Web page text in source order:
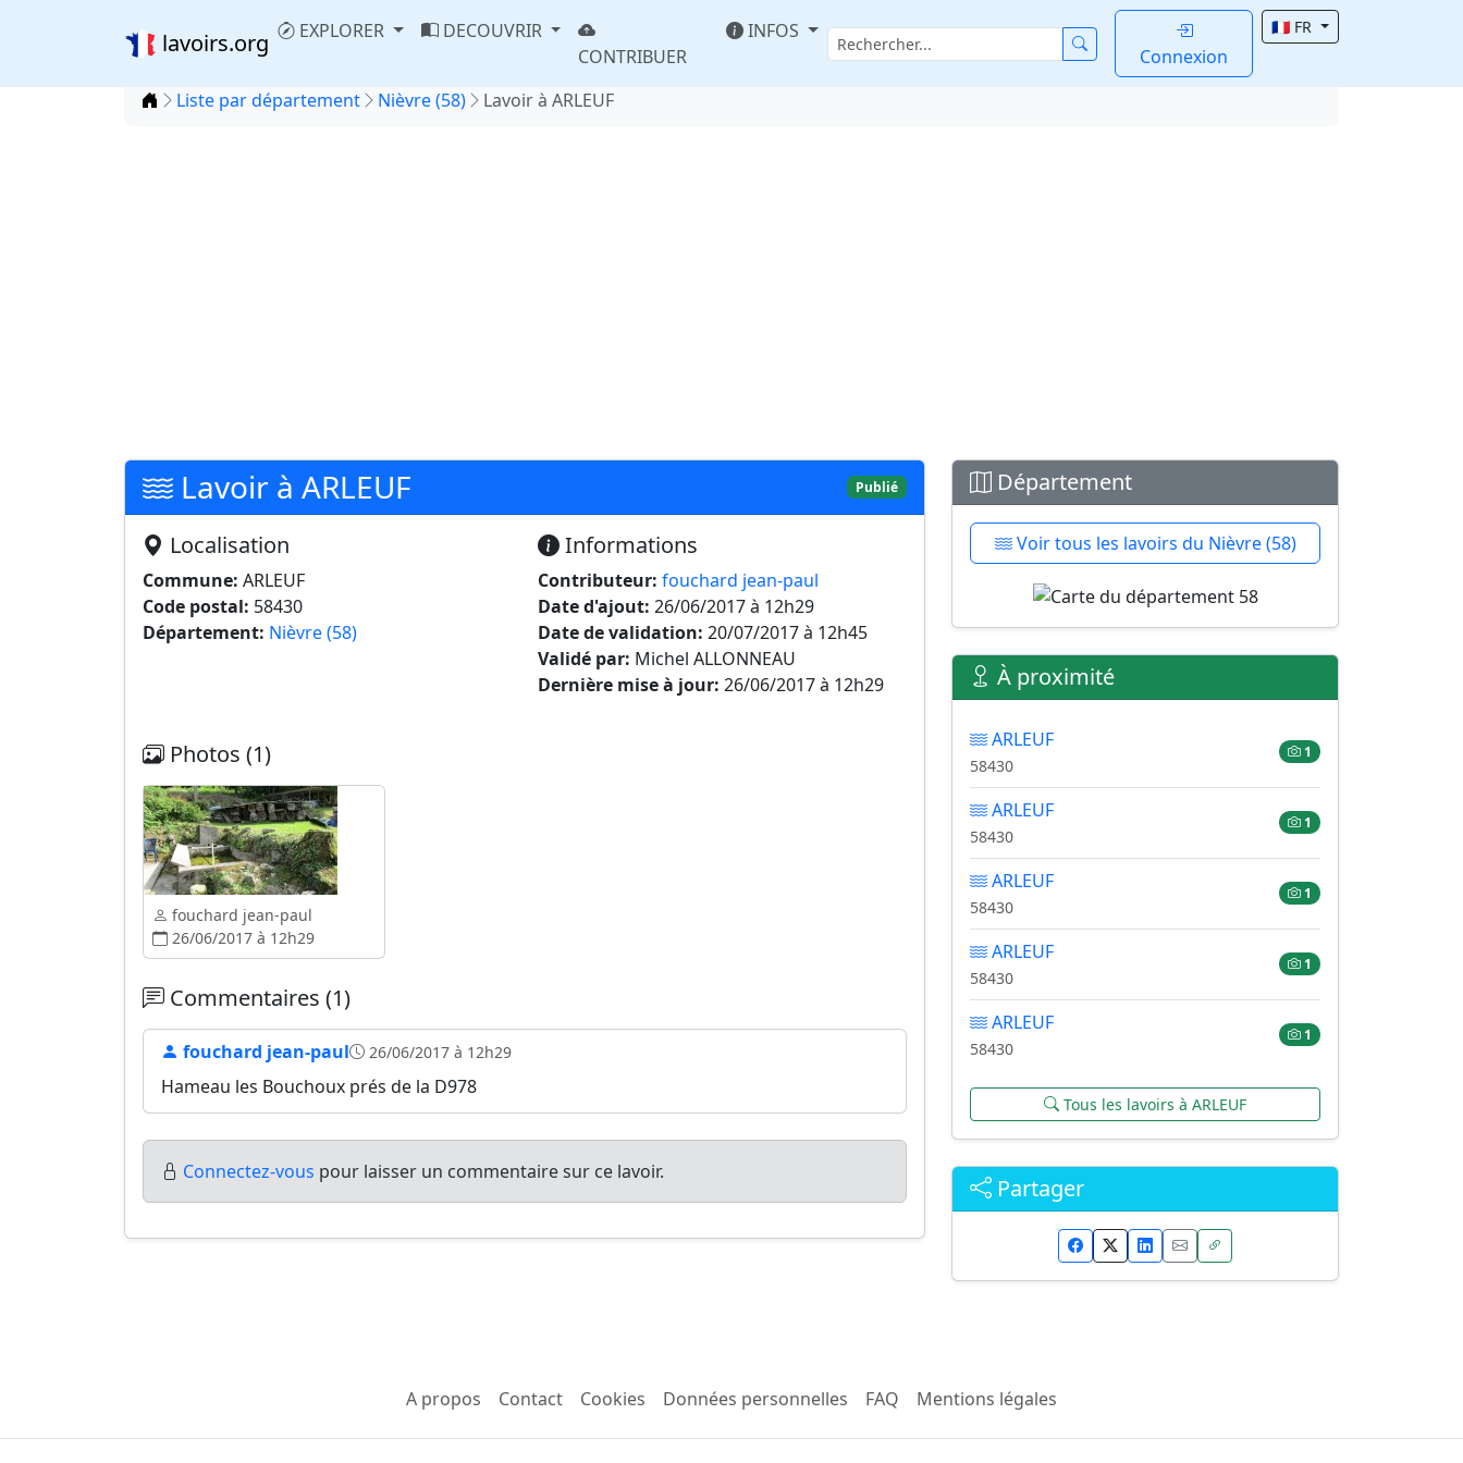
lavoirs.org EXPLORER
DECOUVRIR
CONTRIBUER
INFOS
Connexion
🇫🇷 FR
Accueil
Liste par département Nièvre (58) Lavoir à ARLEUF
Lavoir à ARLEUF Publié
Localisation
Commune: ARLEUF
Code postal: 58430
Département: Nièvre (58)
Informations
Contributeur: fouchard jean-paul
Date d'ajout: 26/06/2017 à 12h29
Date de validation: 20/07/2017 à 12h45
Validé par: Michel ALLONNEAU
Dernière mise à jour: 26/06/2017 à 12h29
Photos (1)
fouchard jean-paul
26/06/2017 à 12h29
Commentaires (1)
fouchard jean-paul 26/06/2017 à 12h29
Hameau les Bouchoux prés de la D978
Connectez-vous pour laisser un commentaire sur ce lavoir.
Département
Voir tous les lavoirs du Nièvre (58)
À proximité
ARLEUF
58430
1
ARLEUF
58430
1
ARLEUF
58430
1
ARLEUF
58430
1
ARLEUF
58430
1
Tous les lavoirs à ARLEUF
Partager
A propos Contact Cookies Données personnelles FAQ Mentions légales